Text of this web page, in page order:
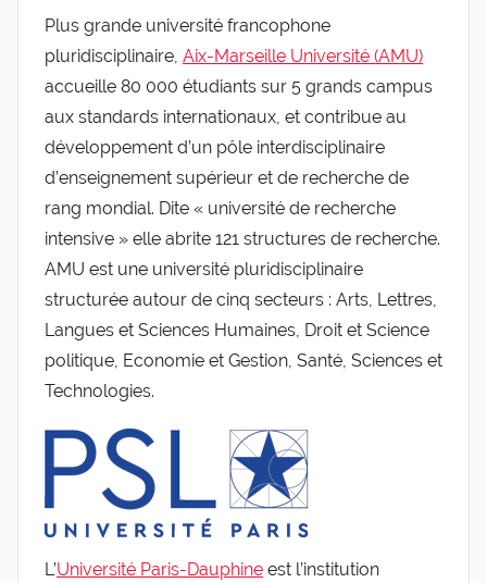
Plus grande université francophone
pluridisciplinaire, Aix-Marseille Université (AMU)
accueille 80 000 étudiants sur 5 grands campus
aux standards internationaux, et contribue au
développement d’un pôle interdisciplinaire
d’enseignement supérieur et de recherche de
rang mondial. Dite « université de recherche
intensive » elle abrite 121 structures de recherche.
AMU est une université pluridisciplinaire
structurée autour de cinq secteurs : Arts, Lettres,
Langues et Sciences Humaines, Droit et Science
politique, Economie et Gestion, Santé, Sciences et
Technologies.
L’Université Paris-Dauphine est l’institution